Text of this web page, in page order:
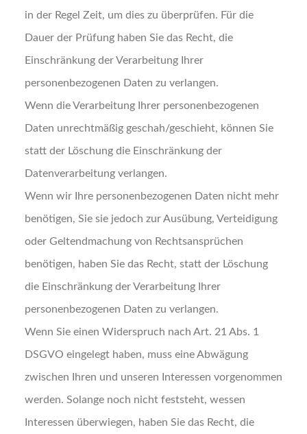
in der Regel Zeit, um dies zu überprüfen. Für die
Dauer der Prüfung haben Sie das Recht, die
Einschränkung der Verarbeitung Ihrer
personenbezogenen Daten zu verlangen.
Wenn die Verarbeitung Ihrer personenbezogenen
Daten unrechtmäßig geschah/geschieht, können Sie
statt der Löschung die Einschränkung der
Datenverarbeitung verlangen.
Wenn wir Ihre personenbezogenen Daten nicht mehr
benötigen, Sie sie jedoch zur Ausübung, Verteidigung
oder Geltendmachung von Rechtsansprüchen
benötigen, haben Sie das Recht, statt der Löschung
die Einschränkung der Verarbeitung Ihrer
personenbezogenen Daten zu verlangen.
Wenn Sie einen Widerspruch nach Art. 21 Abs. 1
DSGVO eingelegt haben, muss eine Abwägung
zwischen Ihren und unseren Interessen vorgenommen
werden. Solange noch nicht feststeht, wessen
Interessen überwiegen, haben Sie das Recht, die